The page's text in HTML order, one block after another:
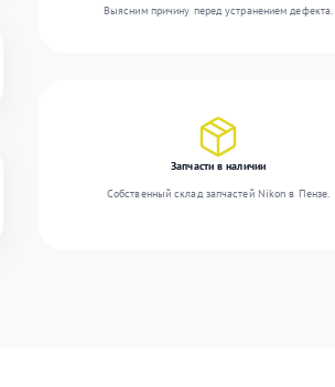
Выясним причину перед устранением дефекта.
Запчасти в наличии
Собственный склад запчастей Nikon в Пензе.